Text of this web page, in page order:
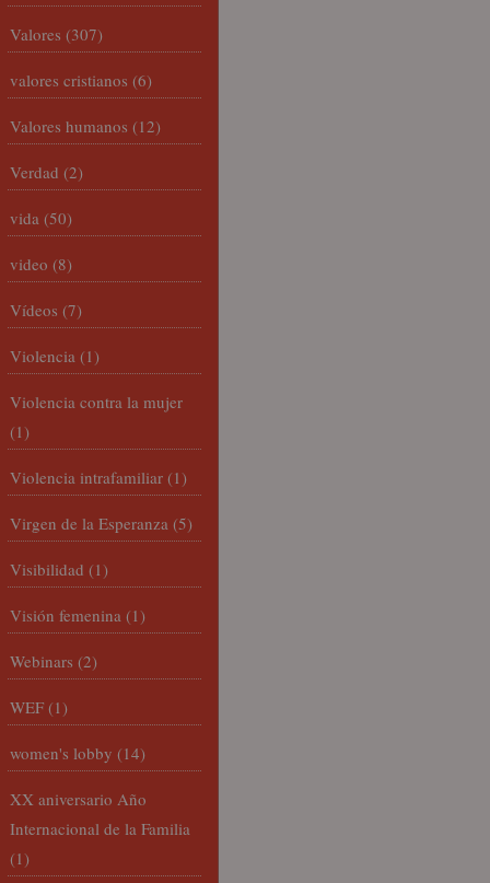
Valores (307)
valores cristianos (6)
Valores humanos (12)
Verdad (2)
vida (50)
video (8)
Vídeos (7)
Violencia (1)
Violencia contra la mujer
(1)
Violencia intrafamiliar (1)
Virgen de la Esperanza (5)
Visibilidad (1)
Visión femenina (1)
Webinars (2)
WEF (1)
women's lobby (14)
XX aniversario Año
Internacional de la Familia
(1)